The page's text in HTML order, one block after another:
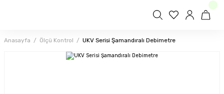
Anasayfa Ölçü Kontrol UKV Serisi Şamandıralı Debimetre